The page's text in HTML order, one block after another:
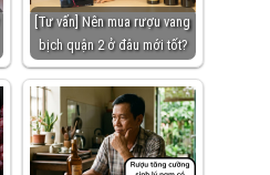
[Tư vấn] Nên mua rượu vang
bịch quận 2 ở đâu mới tốt?